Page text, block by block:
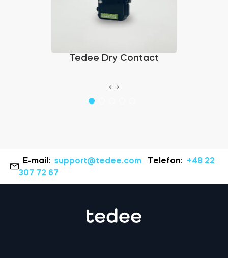
Tedee Dry Contact
‹ ›
E-mail: support@tedee.com Telefon: +48 22
307 72 67